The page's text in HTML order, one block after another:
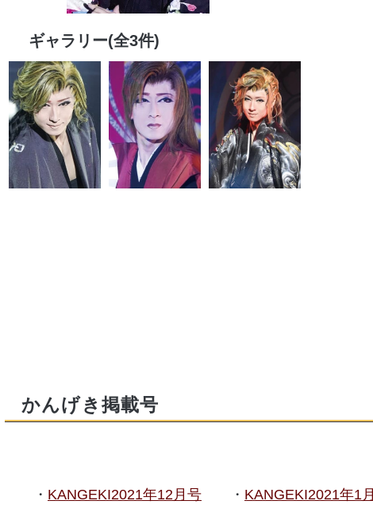
ギャラリー(全3件)
かんげき掲載号
KANGEKI2021年12月号 KANGEKI2021年1